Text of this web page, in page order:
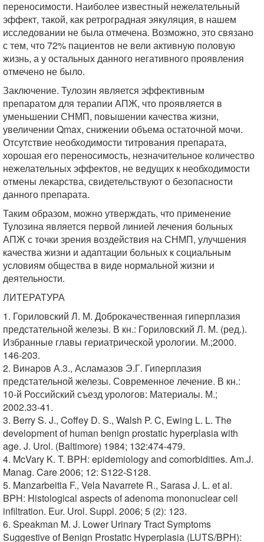
переносимости. Наиболее известный нежелательный
эффект, такой, как ретроградная эякуляция, в нашем
исследовании не была отмечена. Возможно, это связано
с тем, что 72% пациентов не вели активную половую
жизнь, а у остальных данного негативного проявления
отмечено не было.
Заключение. Тулозин является эффективным
препаратом для терапии АПЖ, что проявляется в
уменьшении СНМП, повышении качества жизни,
увеличении Qmax, снижении объема остаточной мочи.
Отсутствие необходимости титрования препарата,
хорошая его переносимость, незначительное количество
нежелательных эффектов, не ведущих к необходимости
отмены лекарства, свидетельствуют о безопасности
данного препарата.
Таким образом, можно утверждать, что применение
Тулозина является первой линией лечения больных
АПЖ с точки зрения воздействия на СНМП, улучшения
качества жизни и адаптации больных к социальным
условиям общества в виде нормальной жизни и
деятельности.
ЛИТЕРАТУРА
1. Гориловский Л. М. Доброкачественная гиперплазия
предстательной железы. В кн.: Гориловский Л. М. (ред.).
Избранные главы гериатрической урологии. М.;2000.
146-203.
2. Винаров А.3., Асламазов Э.Г. Гиперплазия
предстательной железы. Современное лечение. В кн.:
10-й Российский съезд урологов: Материалы. М.;
2002.33-41.
3. Berry S. J., Coffey D. S., Walsh P. C, Ewing L. L. The
development of human benign prostatic hyperplasia with
age. J. Urol. (Baltimore) 1984; 132:474-479.
4. McVary K. T. BPH: epidemiology and comorbidities. Am.J.
Manag. Care 2006; 12: S122-S128.
5. Manzarbeitia F., Vela Navarrete R., Sarasa J. L. et al.
BPH: Histological aspects of adenoma mononuclear cell
infiltration. Eur. Urol. Suppl. 2006; 5 (2): 123.
6. Speakman M. J. Lower Urinary Tract Symptoms
Suggestive of Benign Prostatic Hyperplasia (LUTS/BPH):